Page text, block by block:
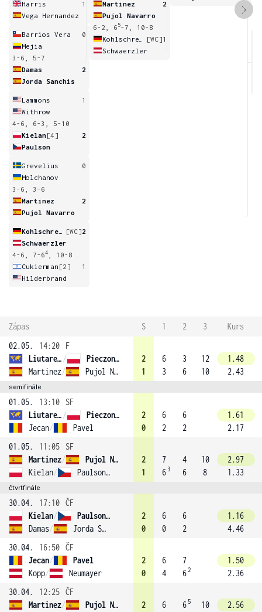
Harris
1
Vega Hernandez
Barrios Vera
0
Mejia
3-6, 5-7
Damas
2
Jorda Sanchis
Lammons
1
Withrow
4-6, 6-3, 5-10
Kielan[4]
2
Paulson
Grevelius
0
Molchanov
3-6, 3-6
Martinez
2
Pujol Navarro
[WC]2
Schwaerzler
4-6, 7-64
, 10-8
Cukierman [2]
1
Hilderbrand
Martinez
2
Pujol Navarro
6-2, 6 5-7, 10-8
[WC]1
Schwaerzler
Zápas S 1 2 3
Kurs
02.05.
14:20
F
Liutarevich /
Pieczonka (1)
Martinez/ Pujol Navarro
2
1
6
3
3
6
12
10
1.48
2.43
semifinále
01.05. 13:10
SF
Liutarevich /
Pieczonka (1)
Jecan/ Pavel
2
0
6
2
6
2
1.61
2.17
01.05.
11:05
SF
Martinez/
Pujol Navarro
Kielan/ Paulson (4)
2
1
7
6 3
4
6
10
8
2.97
1.33
čtvrtfinále
30.04. 17:10 ČF
Kielan/
Paulson (4)
Damas/ Jorda Sanchis
2
0
6
0
6
2
1.16
4.46
30.04.
16:50 ČF
Jecan/
Pavel
Kopp/ Neumayer
2
0
6
4
7
62
1.50
2.36
30.04.
12:25 ČF
Martinez/
Pujol Navarro
2
6
6 5
10
2.56